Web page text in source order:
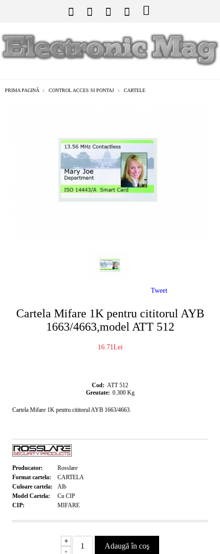
PRIMA PAGINĂ CONTROL ACCES SI PONTAJ CARTELE
Cartela Mifare 1K pentru cititorul AYB
1663/4663,model ATT 512
16.71Lei
Cod: ATT 512
Greutate: 0.300 Kg
Cartela Mifare 1K pentru cititorul AYB 1663/4663.
Producator:
Rosslare
Format cartela:
CARTELA
Culoare cartela:
Alb
Model Cartela:
Cu CIP
CIP:
MIFARE
+
-
Tweet